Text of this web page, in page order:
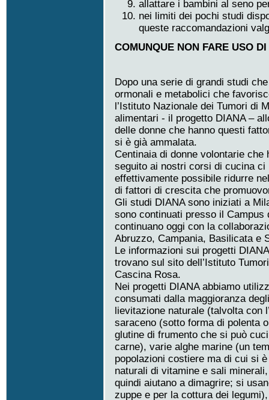
allattare i bambini al seno
nei limiti dei pochi studi
queste raccomandazioni
COMUNQUE NON FARE USO
Dopo una serie di grandi studi
ormonali e metabolici che
l’Istituto Nazionale dei Tumori di
alimentari - il progetto DIANA –
delle donne che hanno questi
si è già ammalata.
Centinaia di donne volontarie
seguito ai nostri corsi di cucina
effettivamente possibile ridurre
di fattori di crescita che
Gli studi DIANA sono iniziati a
sono continuati presso il Campus
continuano oggi con la
Abruzzo, Campania, Basilicata e
Le informazioni sui progetti
trovano sul sito dell’Istituto
Cascina Rosa.
Nei progetti DIANA abbiamo
consumati dalla maggioranza
lievitazione naturale (talvolta con
saraceno (sotto forma di polenta
glutine di frumento che si può
carne), varie alghe marine (un
popolazioni costiere ma di cui si
naturali di vitamine e sali
quindi aiutano a dimagrire; si
zuppe e per la cottura dei